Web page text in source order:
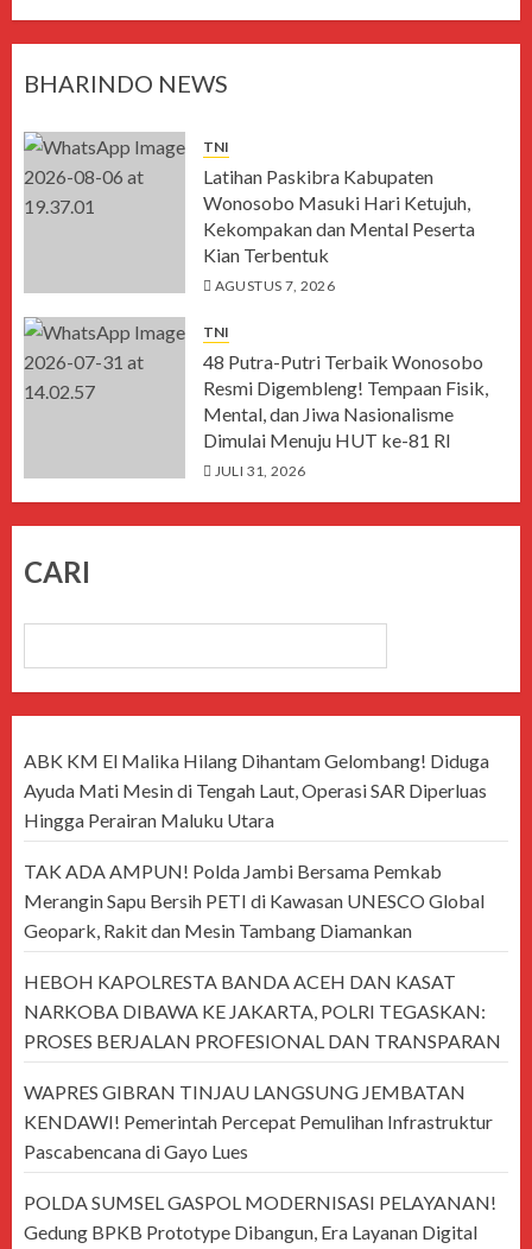
BHARINDO NEWS
TNI
Latihan Paskibra Kabupaten
Wonosobo Masuki Hari Ketujuh,
Kekompakan dan Mental Peserta
Kian Terbentuk
AGUSTUS 7, 2026
TNI
48 Putra-Putri Terbaik Wonosobo
Resmi Digembleng! Tempaan Fisik,
Mental, dan Jiwa Nasionalisme
Dimulai Menuju HUT ke-81 RI
JULI 31, 2026
CARI
ABK KM El Malika Hilang Dihantam Gelombang! Diduga
Ayuda Mati Mesin di Tengah Laut, Operasi SAR Diperluas
Hingga Perairan Maluku Utara
TAK ADA AMPUN! Polda Jambi Bersama Pemkab
Merangin Sapu Bersih PETI di Kawasan UNESCO Global
Geopark, Rakit dan Mesin Tambang Diamankan
HEBOH KAPOLRESTA BANDA ACEH DAN KASAT
NARKOBA DIBAWA KE JAKARTA, POLRI TEGASKAN:
PROSES BERJALAN PROFESIONAL DAN TRANSPARAN
WAPRES GIBRAN TINJAU LANGSUNG JEMBATAN
KENDAWI! Pemerintah Percepat Pemulihan Infrastruktur
Pascabencana di Gayo Lues
POLDA SUMSEL GASPOL MODERNISASI PELAYANAN!
Gedung BPKB Prototype Dibangun, Era Layanan Digital